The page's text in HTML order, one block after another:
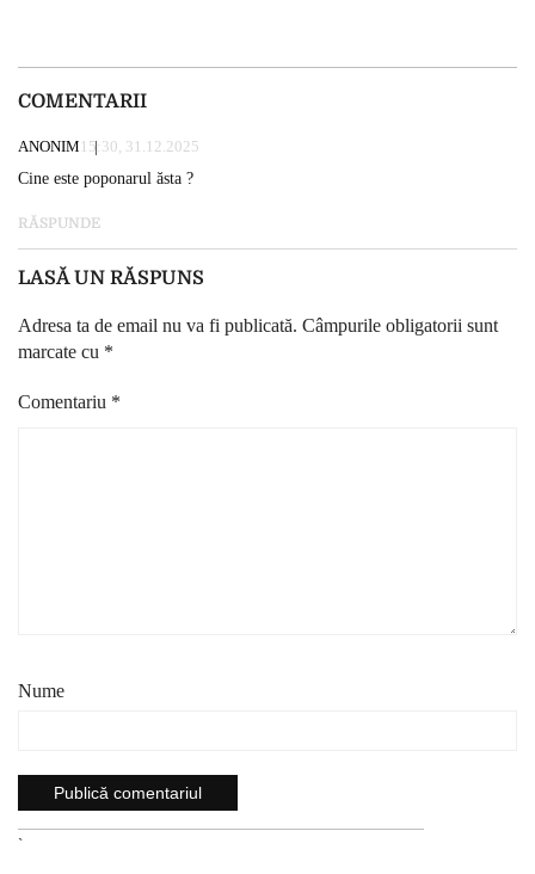
COMENTARII
ANONIM 15:30, 31.12.2025
Cine este poponarul ăsta ?
RĂSPUNDE
LASĂ UN RĂSPUNS
Adresa ta de email nu va fi publicată. Câmpurile obligatorii sunt
marcate cu *
Comentariu *
Nume
`